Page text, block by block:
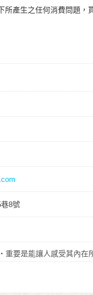
所產生之任何消費問題，
8號
重要是能讓人感受其內在